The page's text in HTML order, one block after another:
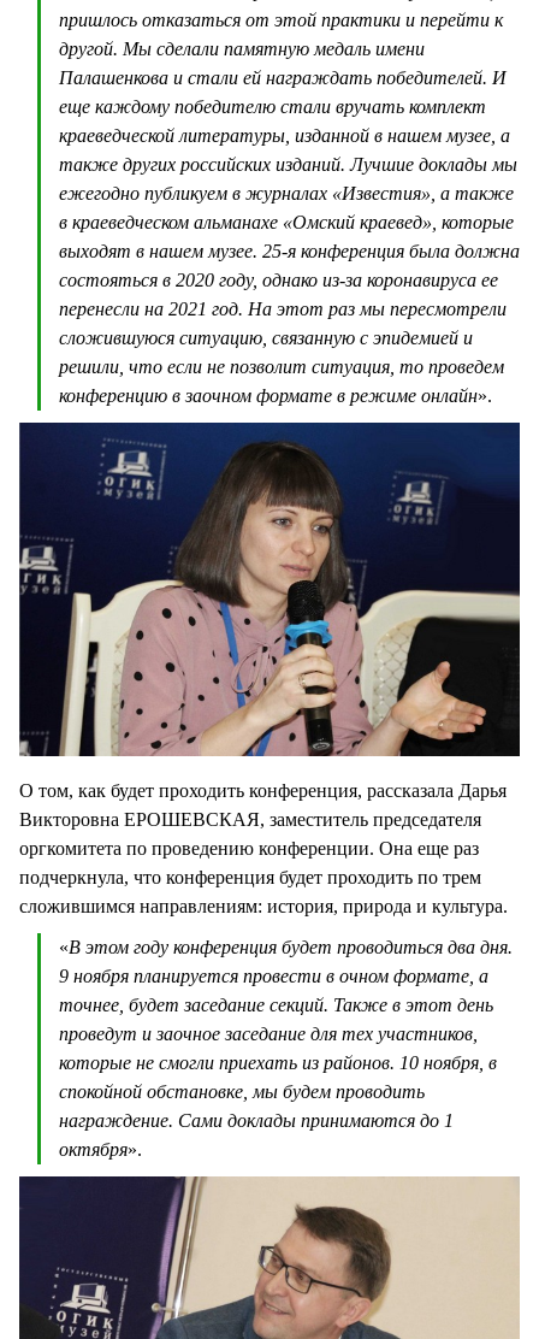
пришлось отказаться от этой практики и перейти к
другой. Мы сделали памятную медаль имени
Палашенкова и стали ей награждать победителей. И
еще каждому победителю стали вручать комплект
краеведческой литературы, изданной в нашем музее, а
также других российских изданий. Лучшие доклады мы
ежегодно публикуем в журналах «Известия», а также
в краеведческом альманахе «Омский краевед», которые
выходят в нашем музее. 25-я конференция была должна
состояться в 2020 году, однако из-за коронавируса ее
перенесли на 2021 год. На этот раз мы пересмотрели
сложившуюся ситуацию, связанную с эпидемией и
решили, что если не позволит ситуация, то проведем
конференцию в заочном формате в режиме онлайн».
О том, как будет проходить конференция, рассказала Дарья
Викторовна ЕРОШЕВСКАЯ, заместитель председателя
оргкомитета по проведению конференции. Она еще раз
подчеркнула, что конференция будет проходить по трем
сложившимся направлениям: история, природа и культура.
«В этом году конференция будет проводиться два дня.
9 ноября планируется провести в очном формате, а
точнее, будет заседание секций. Также в этот день
проведут и заочное заседание для тех участников,
которые не смогли приехать из районов. 10 ноября, в
спокойной обстановке, мы будем проводить
награждение. Сами доклады принимаются до 1
октября».